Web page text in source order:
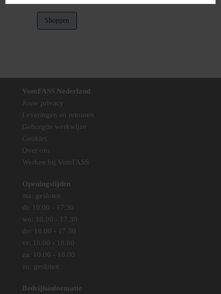
Shoppen
VomFASS Nederland
Jouw privacy
Leveringen en retouren
Geborgde werkwijze
Cookies
Over ons
Werken bij VomFASS
Openingstijden
ma: gesloten
di: 10.00 - 17.30
wo: 10.00 - 17.30
do: 10.00 - 17.30
vr: 10.00 - 18.00
za: 10.00 - 18.00
zo: gesloten
Bedrijfsinformatie